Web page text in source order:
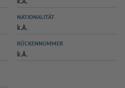
SPIELPLUS
NATIONALITÄT
k.A.
RÜCKENNUMMER
k.A.